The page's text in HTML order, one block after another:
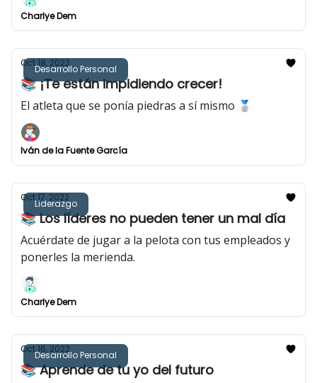
Charlye Dem
Desarrollo Personal
Oct 18, 2022
📚 ¡Te están impidiendo crecer!
El atleta que se ponía piedras a sí mismo 🥈
Iván de la Fuente García
Liderazgo
Oct 17, 2022
📚 Los líderes no pueden tener un mal día
Acuérdate de jugar a la pelota con tus empleados y
ponerles la merienda.
Charlye Dem
Desarrollo Personal
Oct 16, 2022
📚 Aprende de tu yo del futuro